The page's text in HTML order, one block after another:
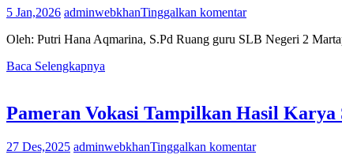
5 Jan,2026 adminwebkhanTinggalkan komentar
Oleh: Putri Hana Aqmarina, S.Pd Ruang guru SLB Negeri 2
Baca Selengkapnya
Pameran Vokasi Tampilkan Hasil
27 Des,2025 adminwebkhanTinggalkan komentar